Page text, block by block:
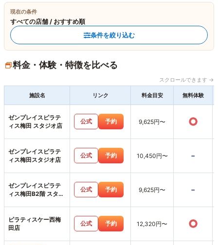
現在の条件
すべての店舗 / おすすめ順
条件を絞り込む
料金・体験・特徴を比べる
スクロールできます →
施設名 リンク 料金目安 無料体験
ゼンプレイスピラテ
ィス梅田 スタジオ店
公式 予約 9,625円〜 ○
ゼンプレイスピラテ
ィス梅田スタジオ店
公式 予約 10,450円〜 -
ゼンプレイスピラテ
ィス梅田B2階 スタジ
公式 予約 9,625円〜 -
ピラティスケー西梅
田店
公式 予約 12,320円〜 ○